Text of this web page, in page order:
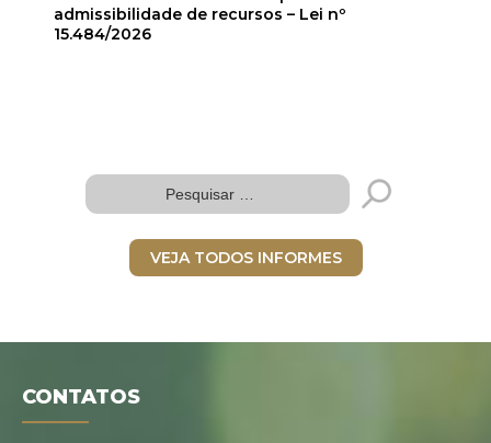
admissibilidade de recursos – Lei nº
15.484/2026
VEJA TODOS INFORMES
CONTATOS